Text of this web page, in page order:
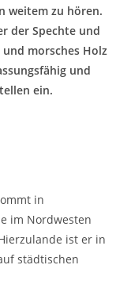
weitem zu hören.
der Spechte und
morsches Holz
und
ein.
in
im Nordwesten
ist er in
städtischen